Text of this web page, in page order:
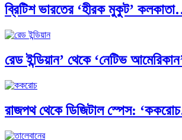
ব্রিটিশ ভারতের ‘হীরক মুকুট’
রেড ইন্ডিয়ান’ থেকে ‘নেটিভ
রাজপথ থেকে ডিজিটাল স্পেস: